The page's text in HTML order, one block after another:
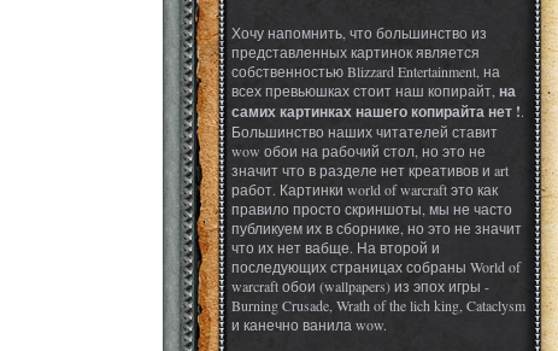
Хочу напомнить, что большинство из
представленных картинок является
собственностью Blizzard Entertainment, на
всех превьюшках стоит наш копирайт, на
самих картинках нашего копирайта нет !.
Большинство наших читателей ставит
wow обои на рабочий стол, но это не
значит что в разделе нет креативов и art
работ. Картинки world of warcraft это как
правило просто скриншоты, мы не часто
публикуем их в сборнике, но это не значит
что их нет вабще. На второй и
последующих страницах собраны World of
warcraft обои (wallpapers) из эпох игры -
Burning Crusade, Wrath of the lich king, Cataclysm
и канечно ванила wow.